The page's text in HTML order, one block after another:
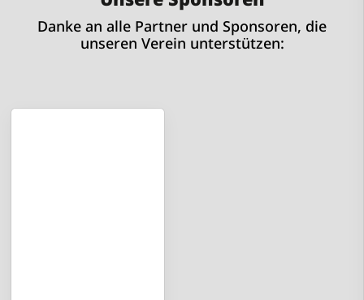
Danke an alle Partner und Sponsoren, die
unseren Verein unterstützen: